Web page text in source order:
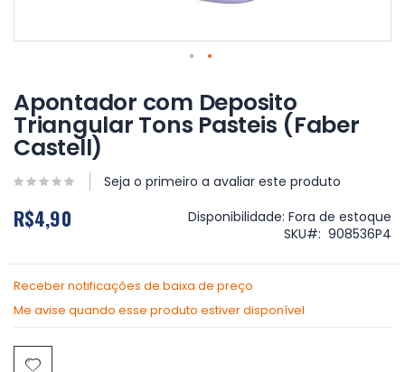
para
o
início
da
Galeria
de
imagens
Apontador com Deposito
Triangular Tons Pasteis (Faber
Castell)
Seja o primeiro a avaliar este produto
R$4,90 Disponibilidade: Fora de estoque
SKU
908536P4
Receber notificações de baixa de preço
Me avise quando esse produto estiver disponível